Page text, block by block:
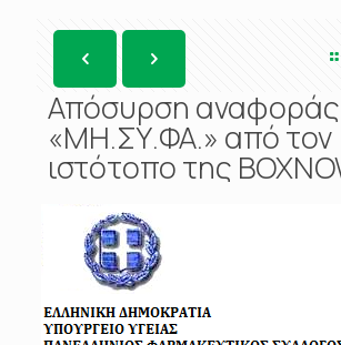
Απόσυρση αναφοράς
«ΜΗ.ΣΥ.ΦΑ.» από τον
ιστότοπο της